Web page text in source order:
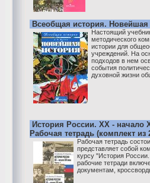
Всеобщая история. Новейшая
Настоящий
методического
истории для
учреждений. На
подходов в нем
события
духовной жизни
История России. XX - начало
Рабочая тетрадь (комплект из
Рабочая тетрадь
представляет собой
курсу "История
рабочие тетради
документам,